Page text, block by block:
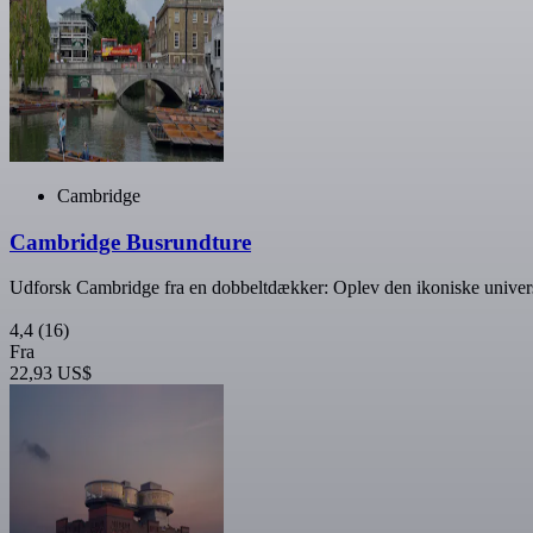
Cambridge
Cambridge Busrundture
Udforsk Cambridge fra en dobbeltdækker: Oplev den ikoniske
4,4 (16)
Fra
22,93 US$